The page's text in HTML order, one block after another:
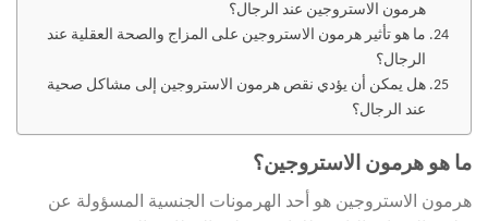
هرمون الاستروجين عند الرجال؟
ما هو تأثير هرمون الاستروجين على المزاج والصحة العقلية عند
الرجال؟
هل يمكن أن يؤدي نقص هرمون الاستروجين إلى مشاكل صحية
عند الرجال؟
ما هو هرمون الاستروجين؟
هرمون الاستروجين هو أحد الهرمونات الجنسية المسؤولة عن